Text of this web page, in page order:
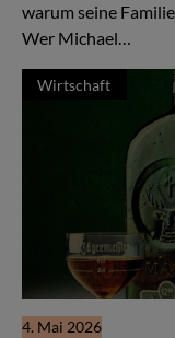
warum seine
Wer Michael…
Wirtschaft
4. Mai 2026